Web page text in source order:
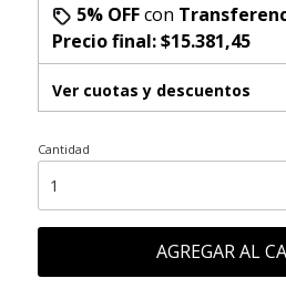
5% OFFcon
Precio final:$15.381,45
Ver cuotas y descuentos
Cantidad
AGREGAR AL